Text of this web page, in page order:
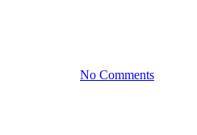
No Comments